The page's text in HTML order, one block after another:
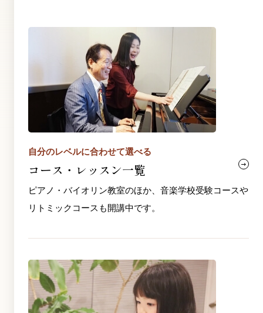
自分のレベルに合わせて選べる
コース・レッスン一覧
ピアノ・バイオリン教室のほか、音楽学校受験コースや
リトミックコースも開講中です。